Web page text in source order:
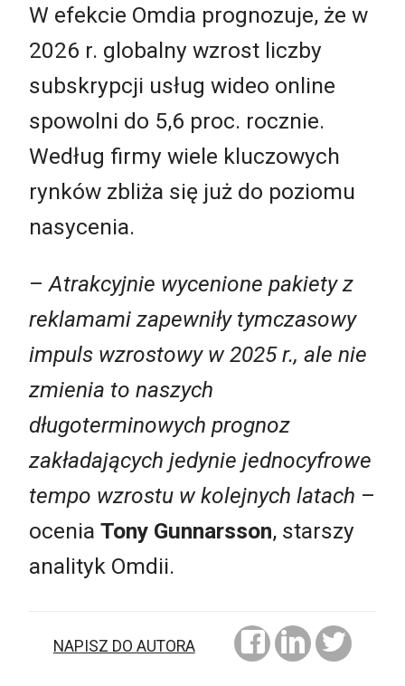
W efekcie Omdia prognozuje, że w
2026 r. globalny wzrost liczby
subskrypcji usług wideo online
spowolni do 5,6 proc. rocznie.
Według firmy wiele kluczowych
rynków zbliża się już do poziomu
nasycenia.
–Atrakcyjnie wycenione pakiety z
reklamami zapewniły tymczasowy
impuls wzrostowy w 2025 r., ale nie
zmienia to naszych
długoterminowych prognoz
zakładających jedynie jednocyfrowe
tempo wzrostu w kolejnych latach –
ocenia Tony Gunnarsson, starszy
analityk Omdii.
NAPISZ DO AUTORA